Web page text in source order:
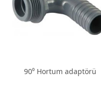
90⁰ Hortum adaptörü